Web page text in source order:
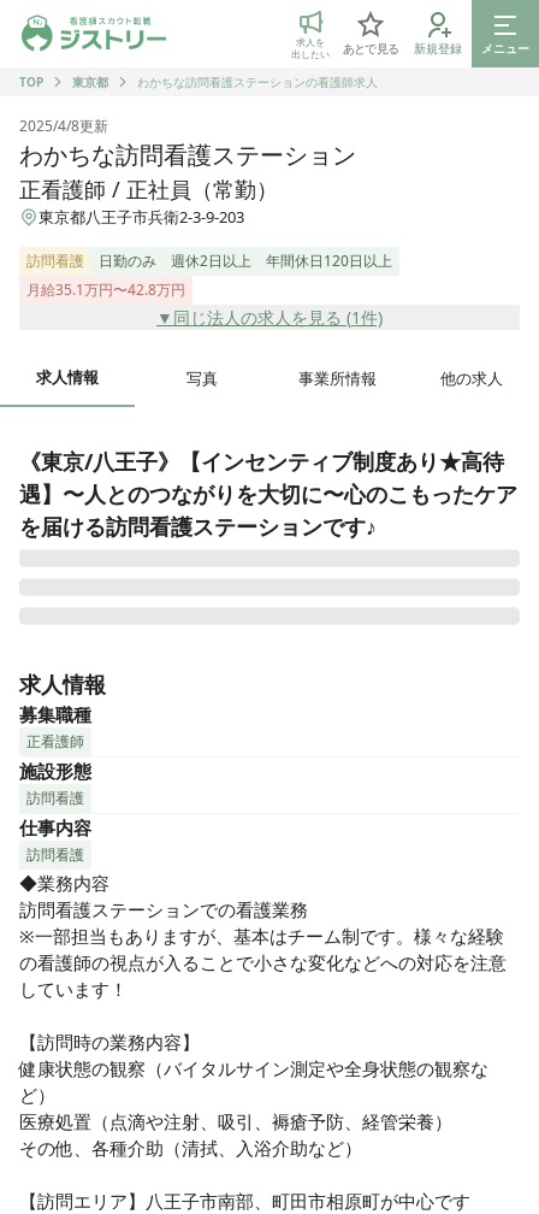
ジストリー 看護師の転職マッチング
求人を
出したい
あとで見る 新規登録
メニュー
TOP
東京都 わかちな訪問看護ステーションの看護師求人
2025/4/8更新
わかちな訪問看護ステーション
正看護師 / 正社員（常勤）
東京都八王子市兵衛2-3-9-203
訪問看護 日勤のみ 週休2日以上
年間休日120日以上
月給35.1万円〜42.8万円
▼同じ法人の求人を見る (1件)
求人情報 写真 事業所情報 他の求人
《東京/八王子》【インセンティブ制度あり★高待
遇】〜人とのつながりを大切に〜心のこもったケア
を届ける訪問看護ステーションです♪
2022年8月に、八王子市にOPENしたばかりの新しい訪問看護
ステーションです♪『その人らしく暮らせることを当たり前
に！』という理念のもと、人と人としての関わりを大事にし
た心あたたまる看護やリハビリを24時間365日体制で提供し
ています！
★わかちな訪問看護ステーションのポイント★
◎明るくあたたかな雰囲気が魅力の職場です♪
働くうえで大切な「人間関係」。わかちな訪問看護ステーシ
ョンには、前向きで思いやりのあるスタッフが多く、あたた
かい空気が流れています。管理者自身が”人と人とのつなが
り”を大切にしておりとても明るい方なので、スタッフ同士、
気軽にコミュニケーションが取れる職場です♪
◎インセンティブあり！待遇面もバッチリです！
福利厚生やお休みの制度はもちろん充実！
それに加えて、インセンティブ制度など「頑張った分はちゃ
んと評価される」仕組みが整っているのも嬉しいポイントで
す♪ 独自の人事評価制度があり、看護のスキルだけではな
取り組みを見てくれます！
求人情報
募集職種
正看護師
施設形態
訪問看護
仕事内容
訪問看護
◆業務内容
訪問看護ステーションでの看護業務
※一部担当もありますが、基本はチーム制です。様々な経験
の看護師の視点が入ることで小さな変化などへの対応を注意
しています！
【訪問時の業務内容】
健康状態の観察（バイタルサイン測定や全身状態の観察な
ど）
医療処置（点滴や注射、吸引、褥瘡予防、経管栄養）
その他、各種介助（清拭、入浴介助など）
【訪問エリア】八王子市南部、町田市相原町が中心です